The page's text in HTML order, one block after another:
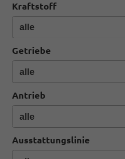
Kraftstoff
Getriebe
Antrieb
Ausstattungslinie